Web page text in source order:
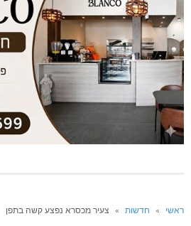
ראשי » חדשות » צעיר מכסרא נפצע קשה בתפן